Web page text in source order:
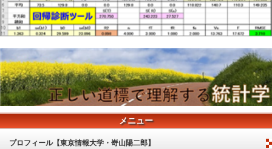
メニュー
プロフィール【東京情報大学・嵜山陽二郎】